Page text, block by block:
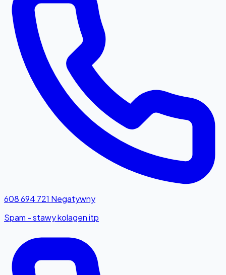
608 694 721 Negatywny
Spam - stawy kolagen itp